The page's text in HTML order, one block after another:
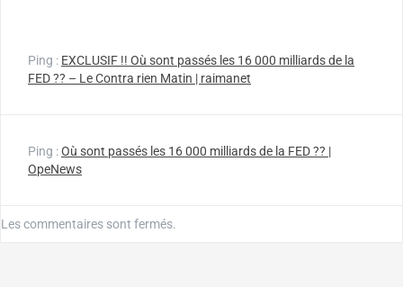
Ping : EXCLUSIF !! Où sont passés les 16 000 milliards de la
FED ?? – Le Contra rien Matin | raimanet
Ping :Où sont passés les 16 000 milliards de la FED ?? |
OpeNews
Les commentaires sont fermés.